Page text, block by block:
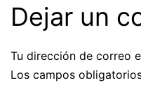
Dejar un
Tu dirección de correo
Los campos